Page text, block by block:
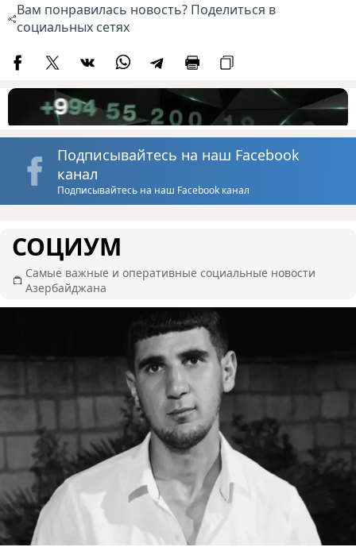
Вам понравилась новость? Поделиться в
социальных сетях
Подписывайтесь на наш Facebook
канал
Подписывайтесь на наш Facebook канал
СОЦИУМ
Самые важные и оперативные социальные новости
Азербайджана